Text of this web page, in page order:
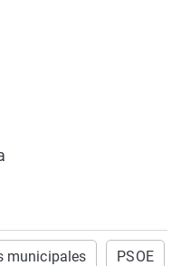
municipales PSOE